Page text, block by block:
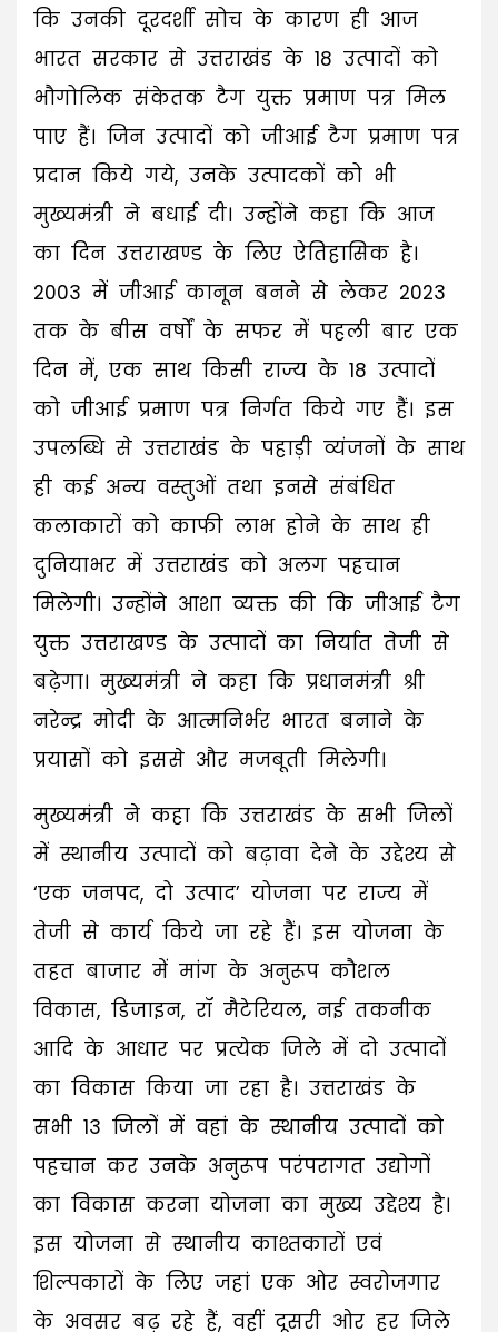
कि उनकी दूरदर्शी सोच के कारण ही आज
भारत सरकार से उत्तराखंड के 18 उत्पादों को
भौगोलिक संकेतक टैग युक्त प्रमाण पत्र मिल
पाए हैं। जिन उत्पादों को जीआई टैग प्रमाण पत्र
प्रदान किये गये, उनके उत्पादकों को भी
मुख्यमंत्री ने बधाई दी। उन्होंने कहा कि आज
का दिन उत्तराखण्ड के लिए ऐतिहासिक है।
2003 में जीआई कानून बनने से लेकर 2023
तक के बीस वर्षों के सफर में पहली बार एक
दिन में, एक साथ किसी राज्य के 18 उत्पादों
को जीआई प्रमाण पत्र निर्गत किये गए हैं। इस
उपलब्धि से उत्तराखंड के पहाड़ी व्यंजनों के साथ
ही कई अन्य वस्तुओं तथा इनसे संबंधित
कलाकारों को काफी लाभ होने के साथ ही
दुनियाभर में उत्तराखंड को अलग पहचान
मिलेगी। उन्होंने आशा व्यक्त की कि जीआई टैग
युक्त उत्तराखण्ड के उत्पादों का निर्यात तेजी से
बढ़ेगा। मुख्यमंत्री ने कहा कि प्रधानमंत्री श्री
नरेन्द्र मोदी के आत्मनिर्भर भारत बनाने के
प्रयासों को इससे और मजबूती मिलेगी।
मुख्यमंत्री ने कहा कि उत्तराखंड के सभी जिलों
में स्थानीय उत्पादों को बढ़ावा देने के उद्देश्य से
‘एक जनपद, दो उत्पाद’ योजना पर राज्य में
तेजी से कार्य किये जा रहे हैं। इस योजना के
तहत बाजार में मांग के अनुरूप कौशल
विकास, डिजाइन, रॉ मैटेरियल, नई तकनीक
आदि के आधार पर प्रत्येक जिले में दो उत्पादों
का विकास किया जा रहा है। उत्तराखंड के
सभी 13 जिलों में वहां के स्थानीय उत्पादों को
पहचान कर उनके अनुरूप परंपरागत उद्योगों
का विकास करना योजना का मुख्य उद्देश्य है।
इस योजना से स्थानीय काश्तकारों एवं
शिल्पकारों के लिए जहां एक ओर स्वरोजगार
के अवसर बढ़ रहे हैं, वहीं दूसरी ओर हर जिले